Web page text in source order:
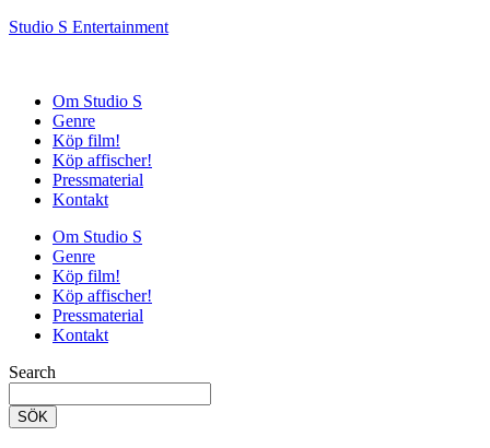
Studio S Entertainment
Om Studio S
Genre
Köp film!
Köp affischer!
Pressmaterial
Kontakt
Om Studio S
Genre
Köp film!
Köp affischer!
Pressmaterial
Kontakt
Search
SÖK